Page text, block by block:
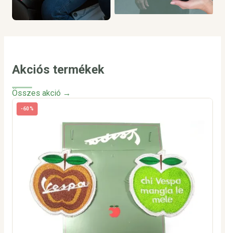
Akciós termékek
Összes akció →
-60%